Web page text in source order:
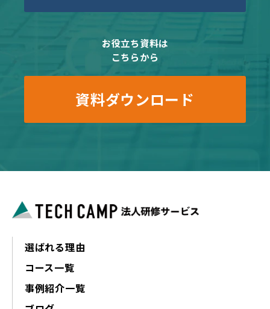
お役立ち資料は
こちらから
資料ダウンロード
選ばれる理由
コース一覧
事例紹介一覧